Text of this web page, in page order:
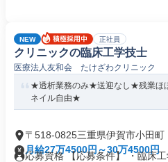
NEW 正社員
クリニックの臨床工学技士
医療法人友和会 たけざわクリニック
★透析業務のみ★送迎なし★残業ほ
ネイル自由★
〒518-0825三重県伊賀市小田町
月給27万4500円～30万4500円
応募資格 【応募条件】 ・臨床